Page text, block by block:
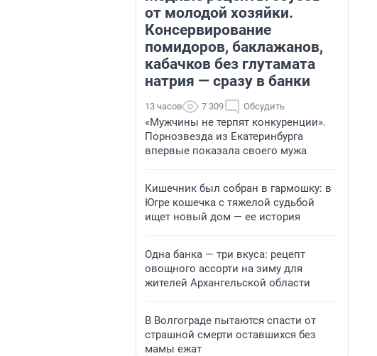
от молодой хозяйки.
Консервирование
помидоров, баклажанов,
кабачков без глутамата
натрия — сразу в банки
13 часов 7 309 Обсудить
«Мужчины не терпят конкуренции».
Порнозвезда из Екатеринбурга
впервые показала своего мужа
Кишечник был собран в гармошку: в
Югре кошечка с тяжелой судьбой
ищет новый дом — ее история
Одна банка — три вкуса: рецепт
овощного ассорти на зиму для
жителей Архангельской области
В Волгограде пытаются спасти от
страшной смерти оставшихся без
мамы ежат